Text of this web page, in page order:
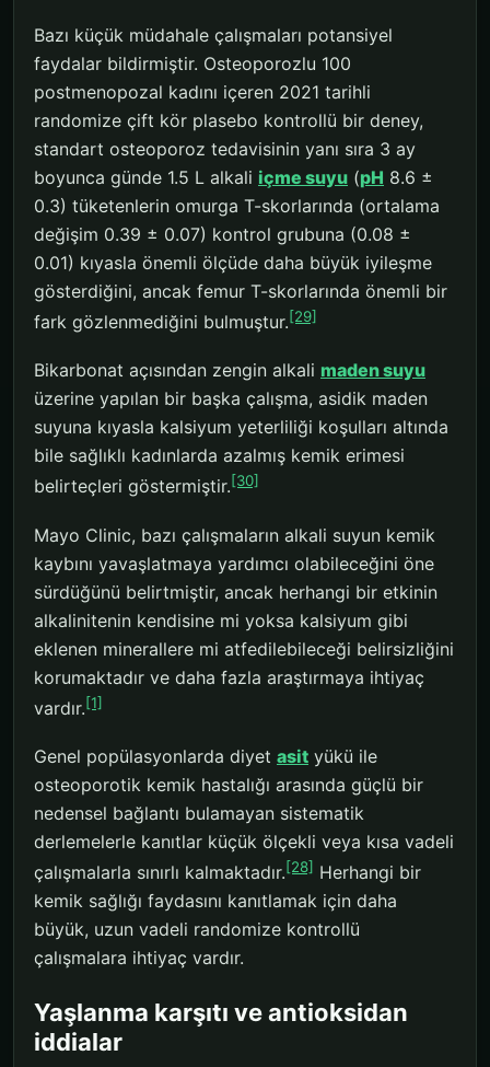
Bazı küçük müdahale çalışmaları potansiyel
faydalar bildirmiştir. Osteoporozlu 100
postmenopozal kadını içeren 2021 tarihli
randomize çift kör plasebo kontrollü bir deney,
standart osteoporoz tedavisinin yanı sıra 3 ay
boyunca günde 1.5 L alkali içme suyu (pH 8.6 ±
0.3) tüketenlerin omurga T-skorlarında (ortalama
değişim 0.39 ± 0.07) kontrol grubuna (0.08 ±
0.01) kıyasla önemli ölçüde daha büyük iyileşme
gösterdiğini, ancak femur T-skorlarında önemli bir
fark gözlenmediğini bulmuştur.[29]
Bikarbonat açısından zengin alkali maden suyu
üzerine yapılan bir başka çalışma, asidik maden
suyuna kıyasla kalsiyum yeterliliği koşulları altında
bile sağlıklı kadınlarda azalmış kemik erimesi
belirteçleri göstermiştir.[30]
Mayo Clinic, bazı çalışmaların alkali suyun kemik
kaybını yavaşlatmaya yardımcı olabileceğini öne
sürdüğünü belirtmiştir, ancak herhangi bir etkinin
alkalinitenin kendisine mi yoksa kalsiyum gibi
eklenen minerallere mi atfedilebileceği belirsizliğini
korumaktadır ve daha fazla araştırmaya ihtiyaç
vardır.[1]
Genel popülasyonlarda diyet asit yükü ile
osteoporotik kemik hastalığı arasında güçlü bir
nedensel bağlantı bulamayan sistematik
derlemelerle kanıtlar küçük ölçekli veya kısa vadeli
çalışmalarla sınırlı kalmaktadır.[28] Herhangi bir
kemik sağlığı faydasını kanıtlamak için daha
büyük, uzun vadeli randomize kontrollü
çalışmalara ihtiyaç vardır.
Yaşlanma karşıtı ve antioksidan
iddialar